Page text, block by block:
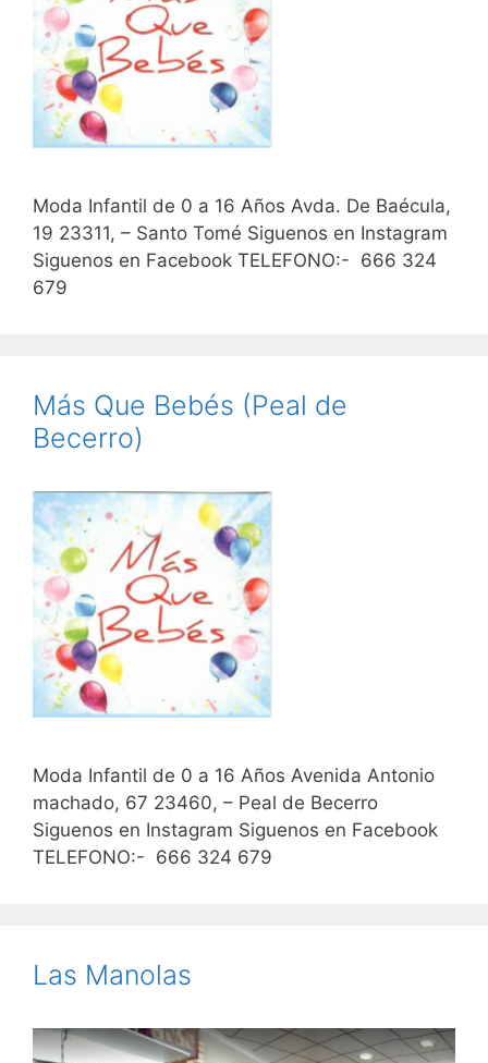
Moda Infantil de 0 a 16 Años Avda. De Baécula,
19 23311, – Santo Tomé Siguenos en Instagram
Siguenos en Facebook TELEFONO:- 666 324
679
Más Que Bebés (Peal de
Becerro)
Moda Infantil de 0 a 16 Años Avenida Antonio
machado, 67 23460, – Peal de Becerro
Siguenos en Instagram Siguenos en Facebook
TELEFONO:- 666 324 679
Las Manolas